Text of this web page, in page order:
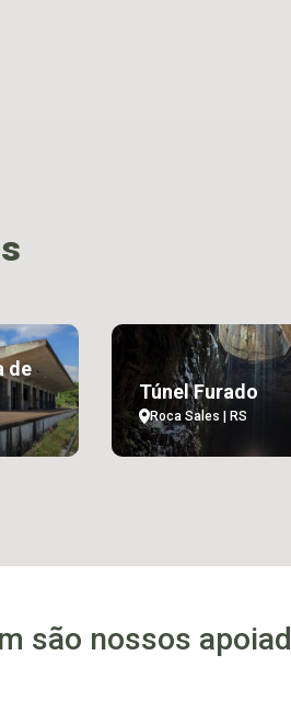
de
Túnel Furado
Roca Sales | RS
são nossos